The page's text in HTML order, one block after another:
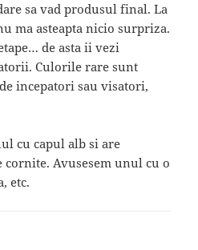
sa vad produsul final. La
ma asteapta nicio surpriza.
de asta ii vezi
Culorile rare sunt
incepatori sau visatori,
cu capul alb si are
cornite. Avusesem unul cu o
etc.